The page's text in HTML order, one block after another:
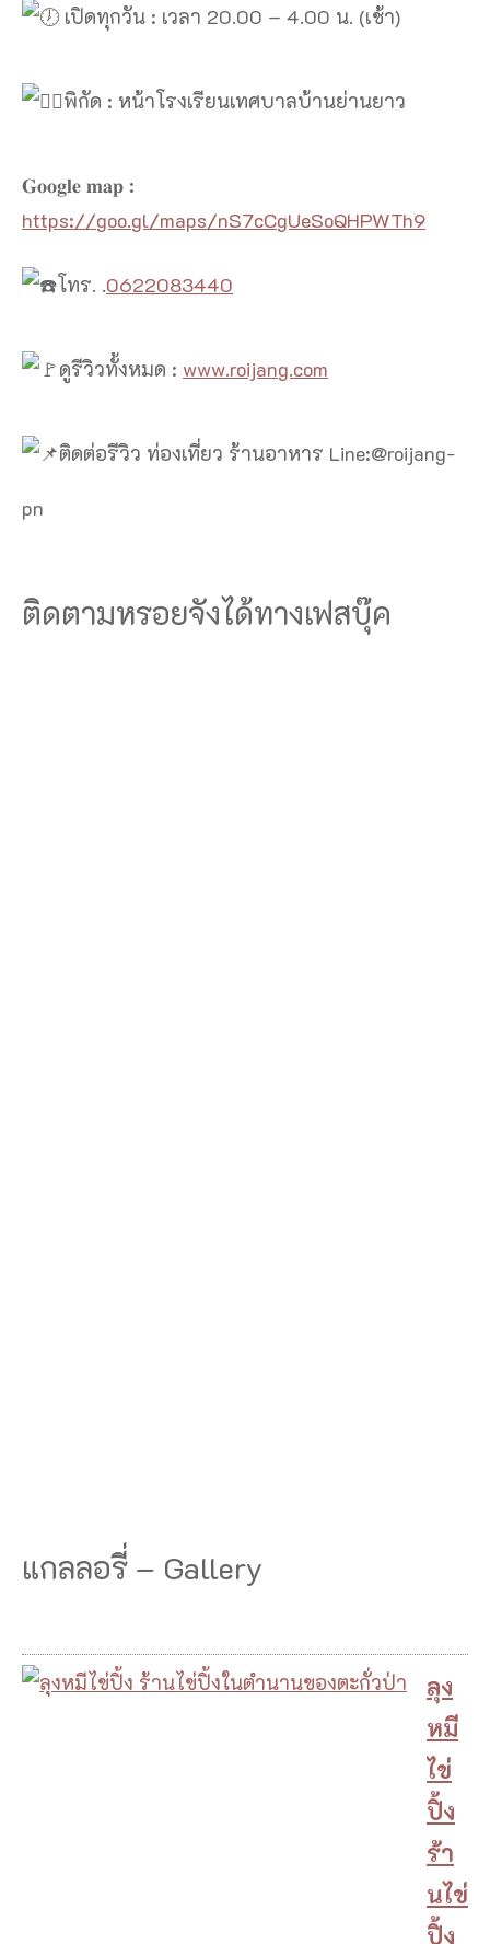
เปิดทุกวัน : เวลา 20.00 – 4.00 น. (เช้า)
พิกัด : หน้าโรงเรียนเทศบาลบ้านย่านยาว
𝐆𝐨𝐨𝐠𝐥𝐞 𝐦𝐚𝐩 :
https://goo.gl/maps/nS7cCgUeSoQHPWTh9
โทร. .0622083440
ดูรีวิวทั้งหมด : www.roijang.com
ติดต่อรีวิว ท่องเที่ยว ร้านอาหาร Line:@roijang-
pn
ติดตามหรอยจังได้ทางเฟสบุ๊ค
แกลลอรี่ – Gallery
ลุง
หมี
ไข่
ปิ้ง
ร้า
นไข่
ปิ้ง